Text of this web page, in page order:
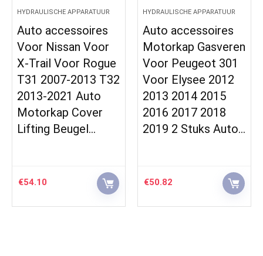
HYDRAULISCHE APPARATUUR
Auto accessoires
Voor Nissan Voor
X-Trail Voor Rogue
T31 2007-2013 T32
2013-2021 Auto
Motorkap Cover
Lifting Beugel…
€54.10
HYDRAULISCHE APPARATUUR
Auto accessoires
Motorkap Gasveren
Voor Peugeot 301
Voor Elysee 2012
2013 2014 2015
2016 2017 2018
2019 2 Stuks Auto…
€50.82